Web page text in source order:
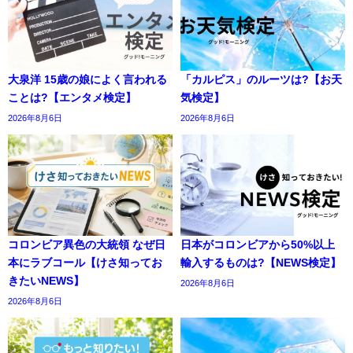
大泉洋 15歳の娘によく言われる
ことは?【エンタメ検定】
2026年8月6日
「カルピス」のルーツは?【お天
気検定】
2026年8月6日
コロンビア異色の大統領 なぜ日
本にラブコール【けさ知ってお
きたいNEWS】
2026年8月6日
日本がコロンビアから50%以上
輸入するものは?【NEWS検定】
2026年8月6日